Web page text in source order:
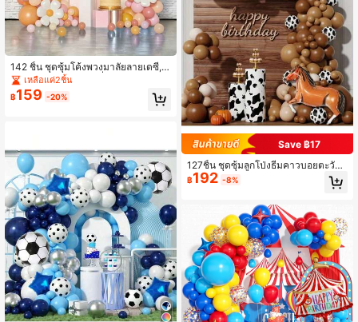
142 ชิ้น ชุดซุ้มโค้งพวงมาลัยลายเดซี่, ลู
กโป่งอลูมิเนียมลายเดซี่, เหมาะสำหรับต
กแต่งอีสเตอร์, ตกแต่งงานเลี้ยงธีมฤดูใบ
ไม้ผลิ, ตกแต่งงานแต่งงานวันแม่วันวาเ
เหลือแค่2ชิ้น
฿159 -20%
Save ฿17
127ชิ้น ชุดซุ้มลูกโป่งธีมคาวบอยตะวัน
ตก - ลูกโป่งฟอยล์และยางรูปวัว เหมาะ
สำหรับงานแสดงโรดีโอ, งานเลี้ยงวันเกิ
฿192 -8%